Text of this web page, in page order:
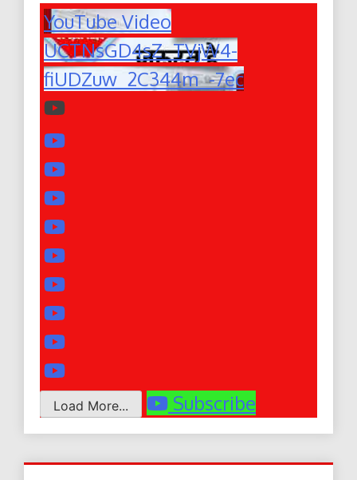
YouTube Video
UCTNsGD4sZ_TVjW4-
fiUDZuw_2C344m_-7ec
Load More... Subscribe